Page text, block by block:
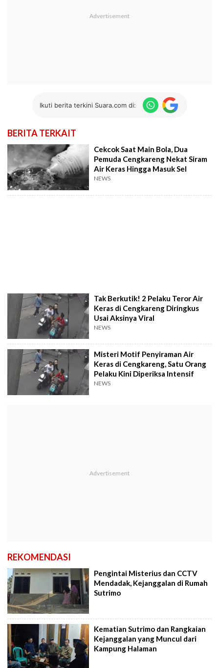
Ikuti berita terkini Suara.com di:
BERITA TERKAIT
Cekcok Saat Main Bola, Dua
Pemuda Cengkareng Nekat Siram
Air Keras Hingga Masuk Sel
NEWS
Tak Berkutik! 2 Pelaku Teror Air
Keras di Cengkareng Diringkus
Usai Aksinya Viral
NEWS
Misteri Motif Penyiraman Air
Keras di Cengkareng, Satu Orang
Pelaku Kini Diperiksa Intensif
NEWS
REKOMENDASI
Pengintai Misterius dan CCTV
Mendadak, Kejanggalan di Rumah
Sutrimo
Kematian Sutrimo dan Rangkaian
Kejanggalan yang Muncul dari
Kampung Halaman